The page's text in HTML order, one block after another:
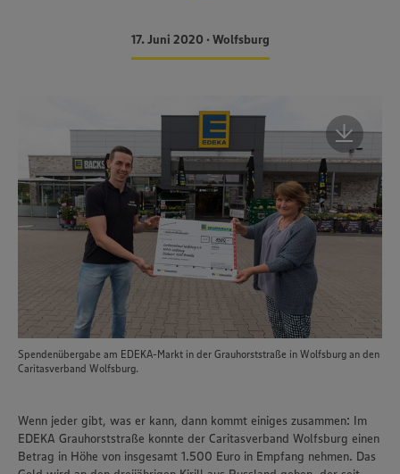
17. Juni 2020 • Wolfsburg
Spendenübergabe am EDEKA-Markt in der Grauhorststraße in Wolfsburg an den
Caritasverband Wolfsburg.
Wenn jeder gibt, was er kann, dann kommt einiges zusammen: Im
EDEKA Grauhorststraße konnte der Caritasverband Wolfsburg einen
Betrag in Höhe von insgesamt 1.500 Euro in Empfang nehmen. Das